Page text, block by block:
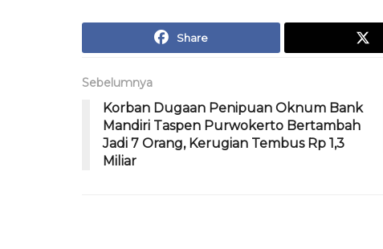
Share
Sebelumnya
Korban Dugaan Penipuan Oknum Bank
Mandiri Taspen Purwokerto Bertambah
Jadi 7 Orang, Kerugian Tembus Rp 1,3
Miliar